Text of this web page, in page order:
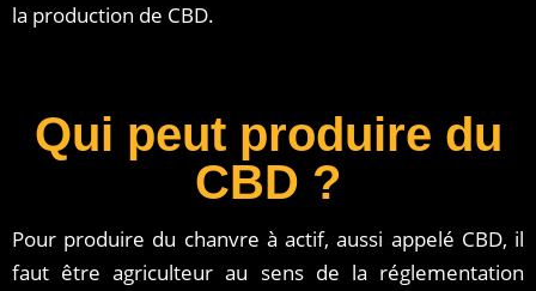
la production de CBD.
Qui peut produire du
CBD ?
Pour produire du chanvre à actif, aussi appelé CBD, il
faut être agriculteur au sens de la réglementation